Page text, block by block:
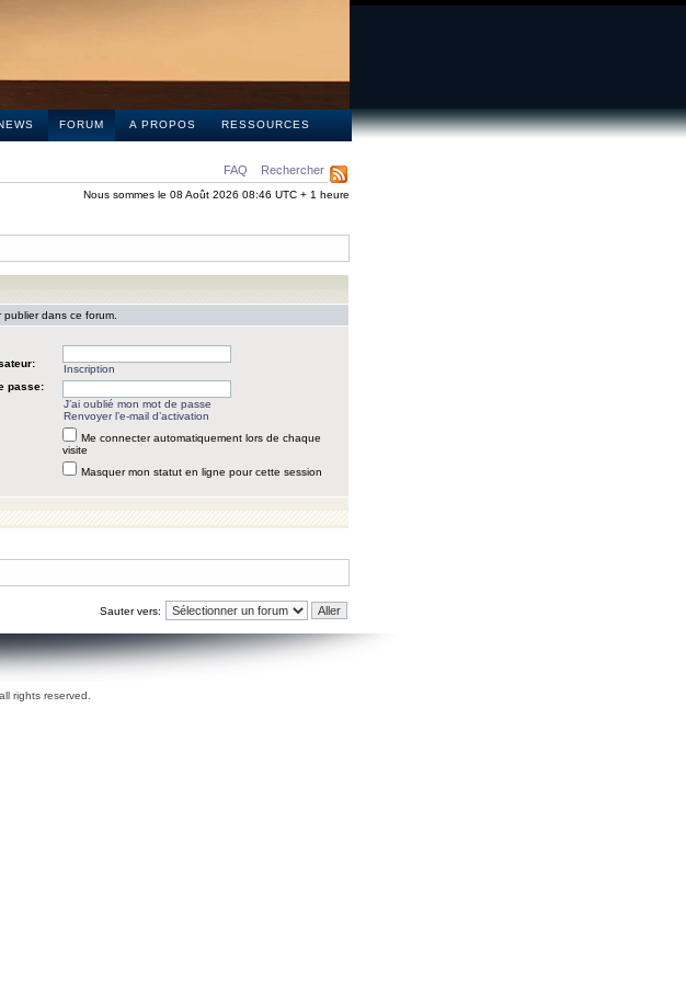
FORUM A PROPOS RESSOURCES
FAQ Rechercher
Nous sommes le 08 Août 2026 08:46 UTC + 1 heure
dans ce forum.
Inscription
passe:
J’ai oublié mon mot de passe
Renvoyer l’e-mail d’activation
Me connecter automatiquement lors de chaque
visite
Masquer mon statut en ligne pour cette session
Sauter vers:
rights reserved.